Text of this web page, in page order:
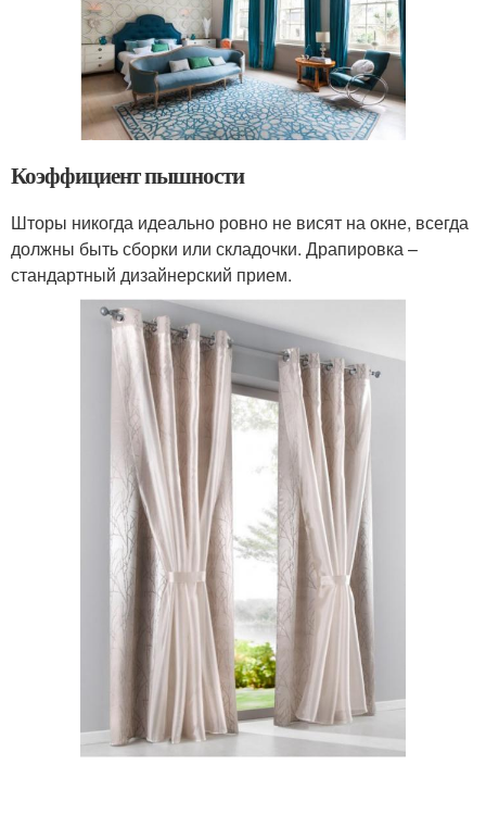
Коэффициент пышности
Шторы никогда идеально ровно не висят на окне, всегда
должны быть сборки или складочки. Драпировка –
стандартный дизайнерский прием.